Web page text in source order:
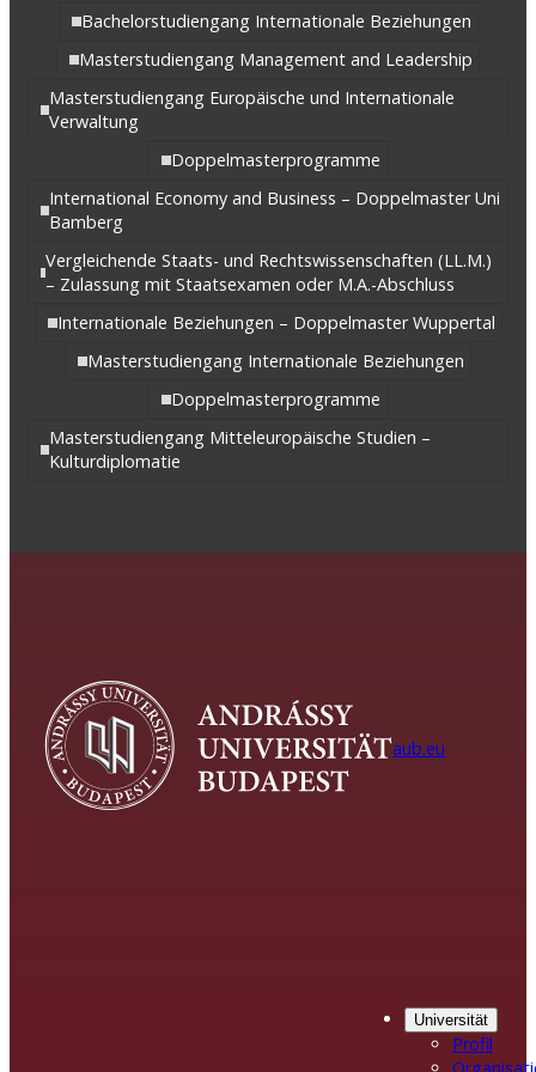
Bachelorstudiengang Internationale Beziehungen
Masterstudiengang Management and Leadership
Masterstudiengang Europäische und Internationale
Verwaltung
Doppelmasterprogramme
International Economy and Business – Doppelmaster Uni
Bamberg
Vergleichende Staats- und Rechtswissenschaften (LL.M.)
– Zulassung mit Staatsexamen oder M.A.-Abschluss
Internationale Beziehungen – Doppelmaster Wuppertal
Masterstudiengang Internationale Beziehungen
Doppelmasterprogramme
Masterstudiengang Mitteleuropäische Studien –
Kulturdiplomatie
aub.eu
Universität
Profil